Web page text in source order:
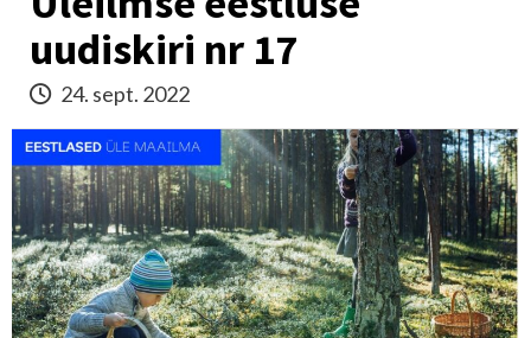
uudiskiri nr 17
24. sept. 2022